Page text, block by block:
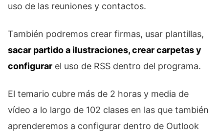
uso de las reuniones y contactos.
También podremos crear firmas, usar plantillas,
sacar partido a ilustraciones, crear carpetas y
configurar el uso de RSS dentro del programa.
El temario cubre más de 2 horas y media de
vídeo a lo largo de 102 clases en las que también
aprenderemos a configurar dentro de Outlook